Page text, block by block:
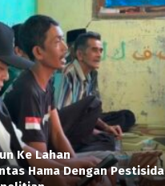
Ke Lahan
Hama Dengan Pestisida